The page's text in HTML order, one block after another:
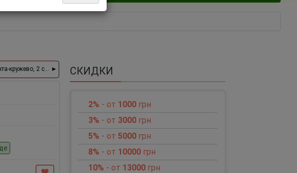
кружево, 2 см, светло-розовая
СКИДКИ
2% - от 1000грн
3% - от 3000грн
5% - от 5000грн
8% - от 10000 грн
10% - от 13000грн